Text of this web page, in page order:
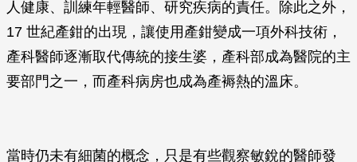
人健康、訓練年輕醫師、研究疾病的責任。除此之外，
17 世紀產鉗的出現，讓使用產鉗變成一項外科技術，
產科醫師逐漸取代傳統的接生婆，產科部成為醫院的主
要部門之一，而產科病房也成為產褥熱的溫床。
當時仍未有細菌的概念，只是有些觀察敏銳的醫師發